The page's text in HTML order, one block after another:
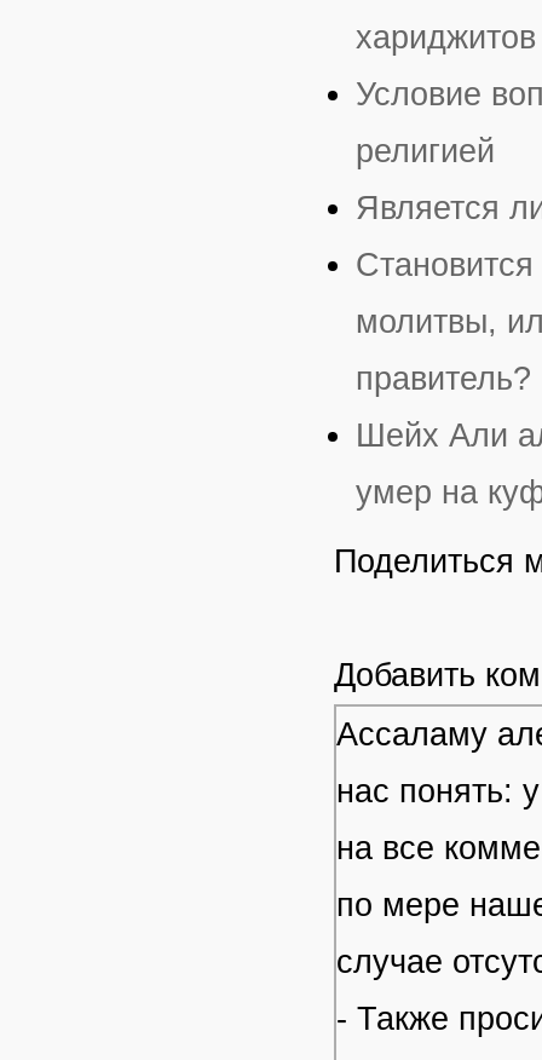
хариджитов
Условие
религией
Является
молитвы,
правитель?
Шейх Али
умер на
Поделиться
Добавить
Ассаламу
нас понять:
на все
по мере
случае
- Также